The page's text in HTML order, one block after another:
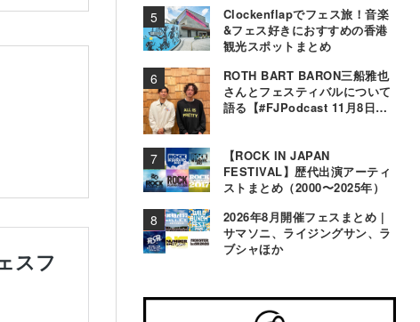
Clockenflapでフェス旅！音楽
&フェス好きにおすすめの香港
観光スポットまとめ
ROTH BART BARON三船雅也
さんとフェスティバルについて
語る【#FJPodcast 11月8日配
【ROCK IN JAPAN
FESTIVAL】歴代出演アーティ
ストまとめ（2000〜2025年）
2026年8月開催フェスまとめ |
サマソニ、ライジングサン、ラ
ブシャほか